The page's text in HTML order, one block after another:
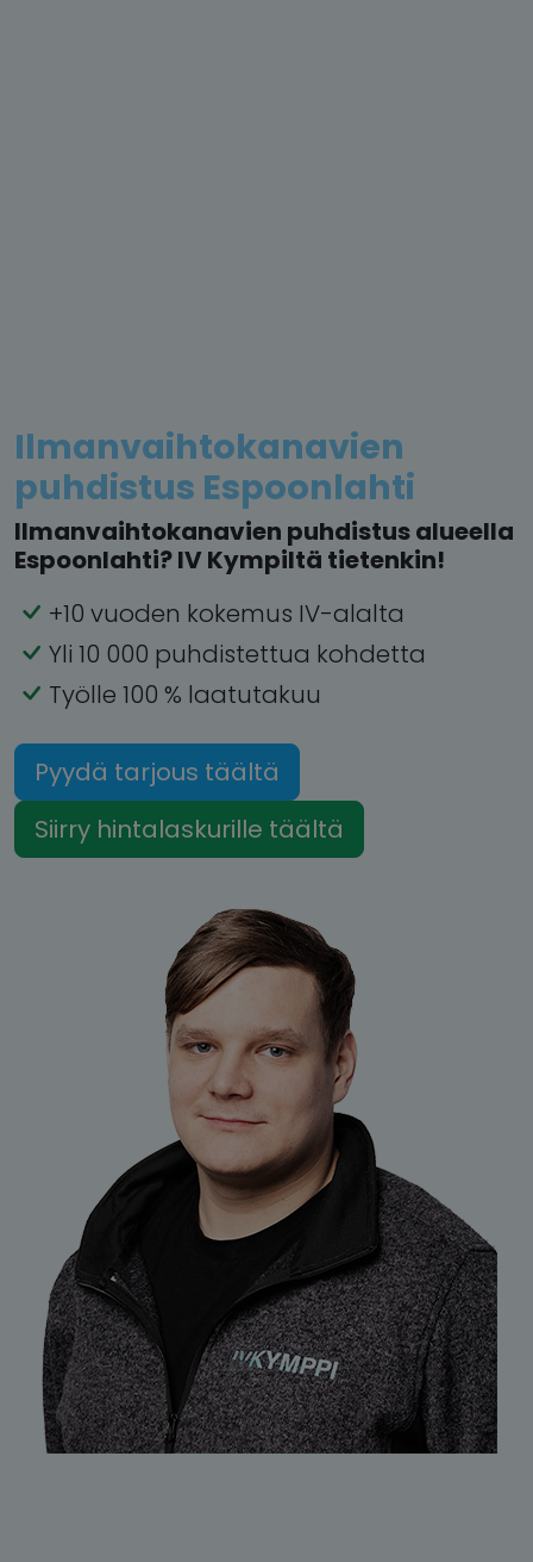
Ilmanvaihtokanavien
puhdistus Espoonlahti
Ilmanvaihtokanavien puhdistus alueella
Espoonlahti? IV Kympiltä tietenkin!
+10 vuoden kokemus IV-alalta
Yli 10 000 puhdistettua kohdetta
Työlle 100 % laatutakuu
Pyydä tarjous täältä
Siirry hintalaskurille täältä